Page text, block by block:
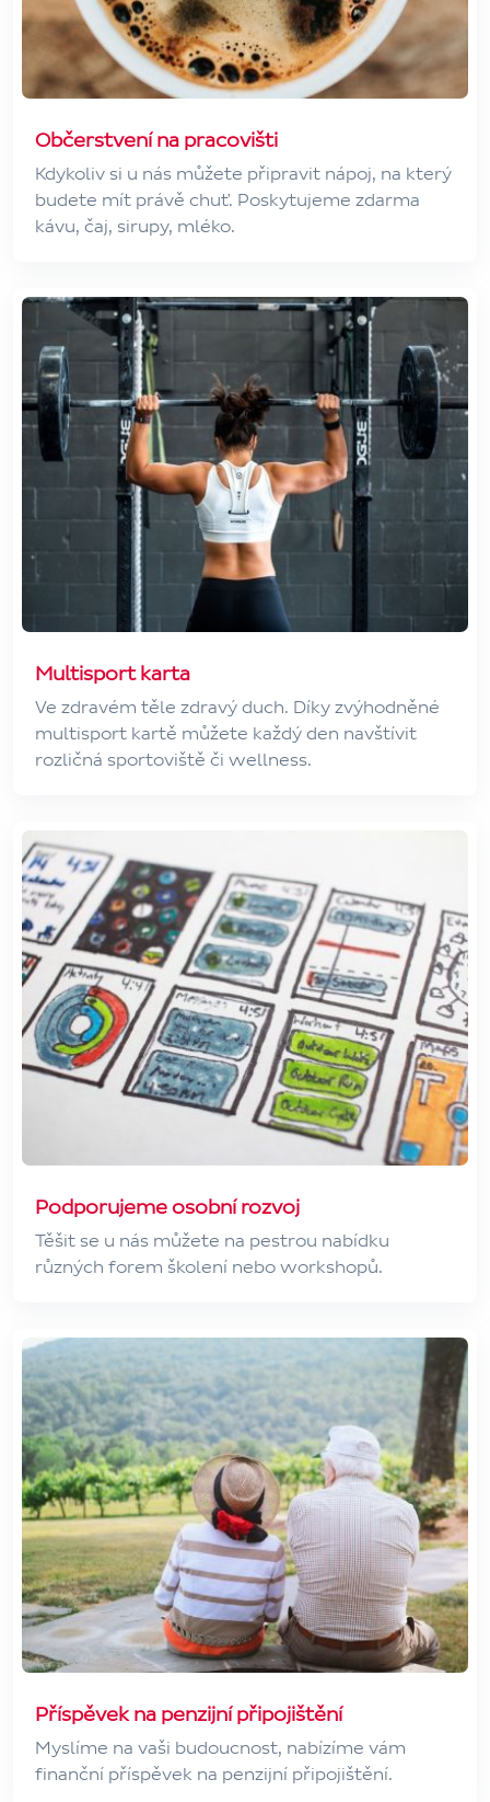
Občerstvení na pracovišti
Kdykoliv si u nás můžete připravit nápoj, na který
budete mít právě chuť. Poskytujeme zdarma
kávu, čaj, sirupy, mléko.
Multisport karta
Ve zdravém těle zdravý duch. Díky zvýhodněné
multisport kartě můžete každý den navštívit
rozličná sportoviště či wellness.
Podporujeme osobní rozvoj
Těšit se u nás můžete na pestrou nabídku
různých forem školení nebo workshopů.
Příspěvek na penzijní připojištění
Myslíme na vaši budoucnost, nabízíme vám
finanční příspěvek na penzijní připojištění.